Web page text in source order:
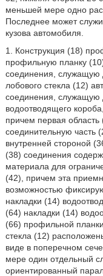
меньшей мере одно
Последнее может
кузова автомобиля.
1. Конструкция (18)
профильную планку
соединения, служащую
лобового стекла (12)
соединения, служащую
водоотводящего
причем первая
соединительную часть
внутренней стороной
(38) соединения
материала для
(42), причем эта
возможностью
накладки (14)
(64) накладки (14)
(66) профильной
стекла (12)
виде в поперечном
мере один отдельный
ориентированный